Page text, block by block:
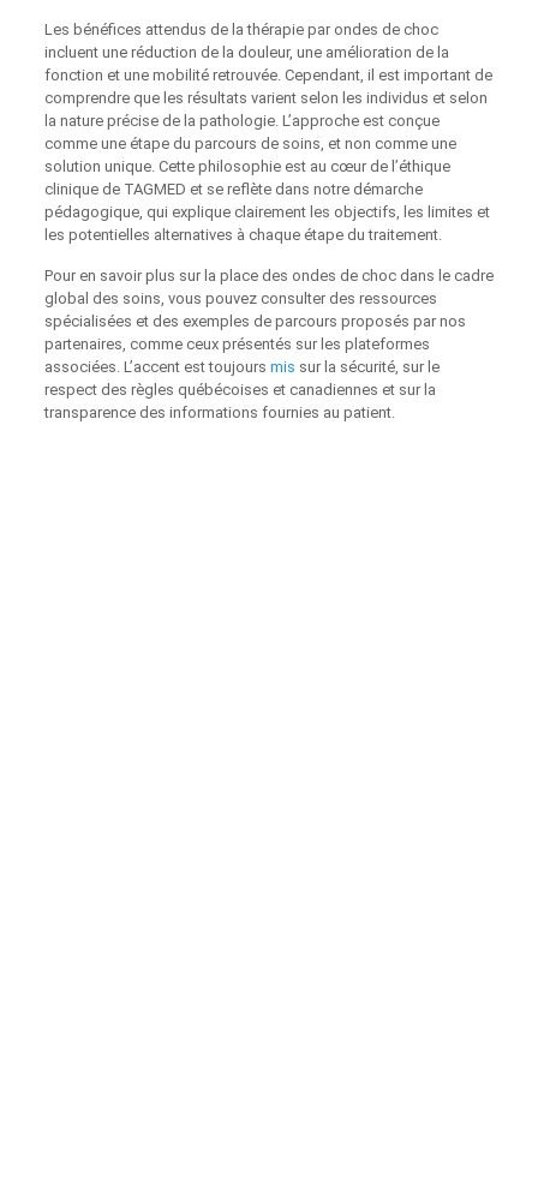
Les bénéfices attendus de la thérapie par ondes de choc
incluent une réduction de la douleur, une amélioration de la
fonction et une mobilité retrouvée. Cependant, il est important de
comprendre que les résultats varient selon les individus et selon
la nature précise de la pathologie. L’approche est conçue
comme une étape du parcours de soins, et non comme une
solution unique. Cette philosophie est au cœur de l’éthique
clinique de TAGMED et se reflète dans notre démarche
pédagogique, qui explique clairement les objectifs, les limites et
les potentielles alternatives à chaque étape du traitement.
Pour en savoir plus sur la place des ondes de choc dans le cadre
global des soins, vous pouvez consulter des ressources
spécialisées et des exemples de parcours proposés par nos
partenaires, comme ceux présentés sur les plateformes
associées. L’accent est toujours mis sur la sécurité, sur le
respect des règles québécoises et canadiennes et sur la
transparence des informations fournies au patient.